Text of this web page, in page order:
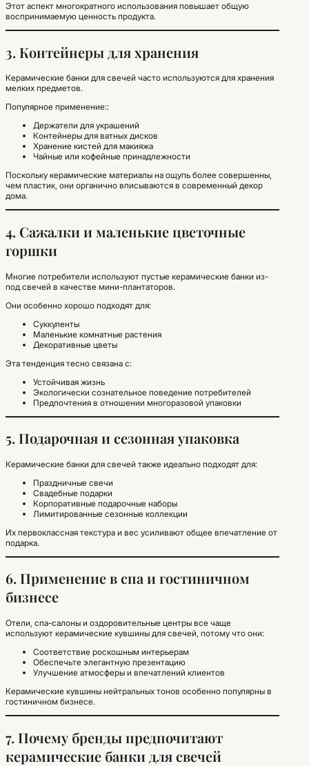
Этот аспект многократного использования повышает общую
воспринимаемую ценность продукта.
3. Контейнеры для хранения
Керамические банки для свечей часто используются для хранения
мелких предметов.
Популярное применение::
Держатели для украшений
Контейнеры для ватных дисков
Хранение кистей для макияжа
Чайные или кофейные принадлежности
Поскольку керамические материалы на ощупь более совершенны,
чем пластик, они органично вписываются в современный декор
дома.
4. Сажалки и маленькие цветочные
горшки
Многие потребители используют пустые керамические банки из-
под свечей в качестве мини-плантаторов.
Они особенно хорошо подходят для:
Суккуленты
Маленькие комнатные растения
Декоративные цветы
Эта тенденция тесно связана с:
Устойчивая жизнь
Экологически сознательное поведение потребителей
Предпочтения в отношении многоразовой упаковки
5. Подарочная и сезонная упаковка
Керамические банки для свечей также идеально подходят для:
Праздничные свечи
Свадебные подарки
Корпоративные подарочные наборы
Лимитированные сезонные коллекции
Их первоклассная текстура и вес усиливают общее впечатление от
подарка.
6. Применение в спа и гостиничном
бизнесе
Отели, спа-салоны и оздоровительные центры все чаще
используют керамические кувшины для свечей, потому что они:
Соответствие роскошным интерьерам
Обеспечьте элегантную презентацию
Улучшение атмосферы и впечатлений клиентов
Керамические кувшины нейтральных тонов особенно популярны в
гостиничном бизнесе.
7. Почему бренды предпочитают
керамические банки для свечей